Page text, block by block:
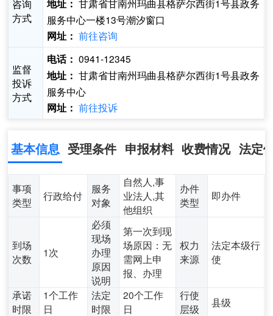
咨询
方式
地址： 甘肃省甘南州玛曲县格萨尔西街1号县政务
服务中心一楼13号潮汐窗口
网址： 前往咨询
监督
投诉
方式
电话： 0941-12345
地址： 甘肃省甘南州玛曲县格萨尔西街1号县政务
服务中心
网址： 前往投诉
基本信息 受理条件 申报材料 收费情况 法定
事项
类型
行政给付
服务
对象
自然人,事
业法人,其
他组织
办件
类型
即办件
到场
次数
1次
必须
现场
办理
原因
说明
第一次到现
场原因：无
需网上申
报、办理
权力
来源
法定本级行
使
承诺
时限
1个工作
日
法定
时限
20个工作
日
行使
层级
县级